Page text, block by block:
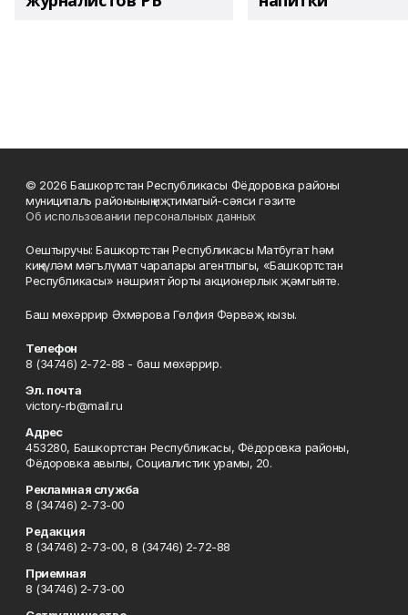
© 2026 Башкортстан Республикасы Фёдоровка районы
муниципаль районының иҗтимагый-сәяси гәзите
Об использовании персональных данных
Оештыручы: Башкортстан Республикасы Матбугат һәм
киңкүләм мәгълүмат чаралары агентлыгы, «Башкортстан
Республикасы» нәшрият йорты акционерлык җәмгыяте.
Баш мөхәррир Әхмәрова Гөлфия Фәрвәҗ кызы.
Телефон
8 (34746) 2-72-88 - баш мөхәррир.
Эл. почта
victory-rb@mail.ru
Адрес
453280, Башкортстан Республикасы, Фёдоровка районы,
Фёдоровка авылы, Социалистик урамы, 20.
Рекламная служба
8 (34746) 2-73-00
Редакция
8 (34746) 2-73-00, 8 (34746) 2-72-88
Приемная
8 (34746) 2-73-00